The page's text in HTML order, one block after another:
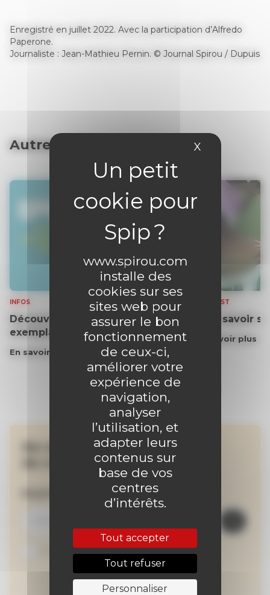
www.spirou.com
installe des
cookies sur ses
sites web pour
assurer le bon
fonctionnement
de ceux-ci,
améliorer votre
expérience de
navigation,
analyser
l’utilisation, et
adapter leurs
contenus sur
base de vos
centres
d’intérêts.
Tout accepter
Tout refuser
Personnaliser
X Masquer le
Enregistré en juillet 2022. Avec la participation d’Alfredo
Paperone.
Journaliste : Jean-Mathieu Pernin. © Journal Spirou / Dupuis
Autres articles
INFOS
Découvrez gratuitement un
exemplaire du journal !
En savoir plus
PODCAST
Tout savoir
En savoir plus
Ne manquez aucune
de nos actualités !
Inscrivez-vous à la newsletter
Je suis abonné au site